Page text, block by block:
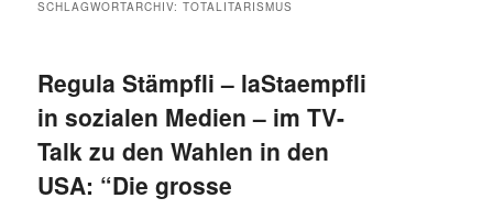
SCHLAGWORTARCHIV:TOTALITARISMUS
Regula Stämpfli – laStaempfli
in sozialen Medien – im TV-
Talk zu den Wahlen in den
USA: “Die grosse